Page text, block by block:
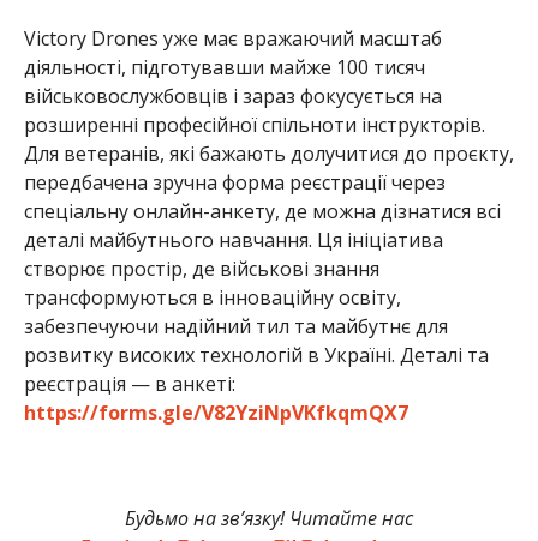
Victory Drones уже має вражаючий масштаб
діяльності, підготувавши майже 100 тисяч
військовослужбовців і зараз фокусується на
розширенні професійної спільноти інструкторів.
Для ветеранів, які бажають долучитися до проєкту,
передбачена зручна форма реєстрації через
спеціальну онлайн-анкету, де можна дізнатися всі
деталі майбутнього навчання. Ця ініціатива
створює простір, де військові знання
трансформуються в інноваційну освіту,
забезпечуючи надійний тил та майбутнє для
розвитку високих технологій в Україні. Деталі та
реєстрація — в анкеті:
https://forms.gle/V82YziNpVKfkqmQX7
Будьмо на зв’язку! Читайте нас